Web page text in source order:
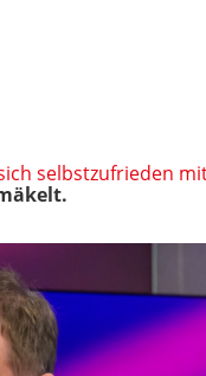
selbstzufrieden